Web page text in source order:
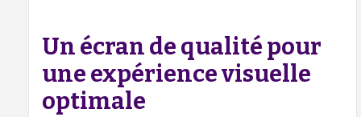
Un écran de qualité pour
une expérience visuelle
optimale